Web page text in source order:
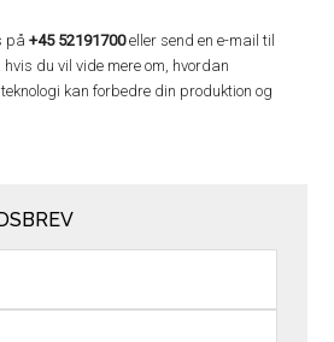
på+45 52191700eller send en e-mail til
, hvis du vil vide mere om, hvordan
kan forbedre din produktion og